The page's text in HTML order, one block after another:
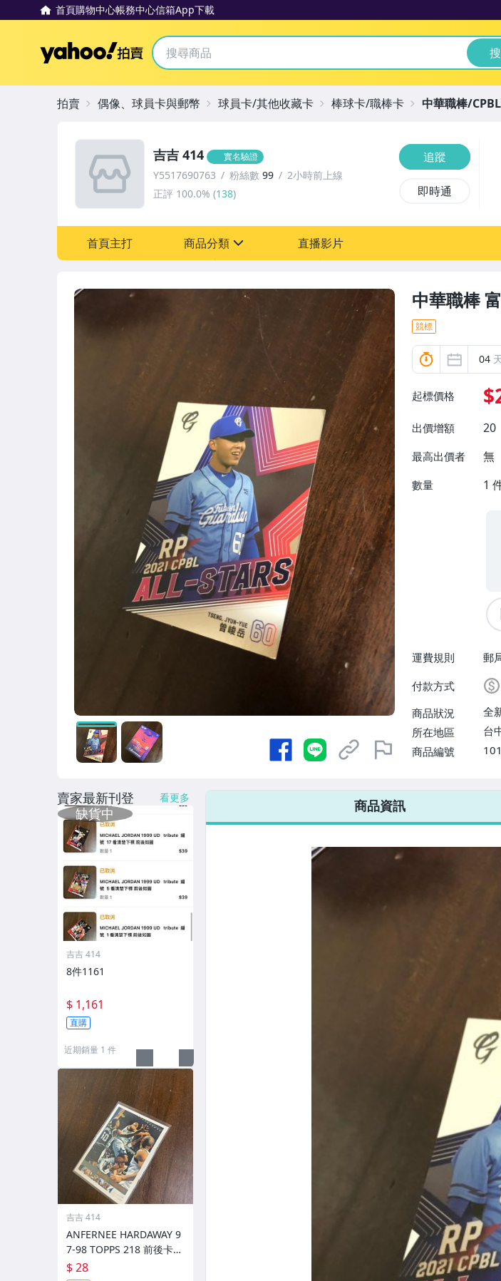
首頁購物中心帳務中心信箱App下載
Yahoo拍賣
中華職棒
競標
04
起標價格
出價增額 20
最高出價者 無
數量 1
運費規則
郵
付款方式
商品狀況
全
所在地區
台
商品編號
吉吉 414 實名驗證
Y5517690763 粉絲數 99
2小時前上線
正評 100.0% (138)
追蹤
即時通
首頁主打 商品分類 直播影片
拍賣 偶像、球員卡與郵幣 球員卡/其他收藏卡 棒球卡/職棒卡 中華職棒/
商品資訊
賣家最新刊登 看更多
吉吉 414
8件1161
$ 1,161
直購
近期銷量 1 件
吉吉 414
ANFERNEE HARDAWAY 9
7-98 TOPPS 218 前後卡況
如圖
$ 28